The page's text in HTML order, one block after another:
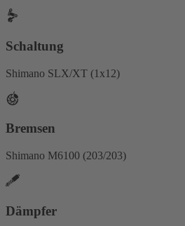
Schaltung
Shimano SLX/XT (1x12)
Bremsen
Shimano M6100 (203/203)
Dämpfer